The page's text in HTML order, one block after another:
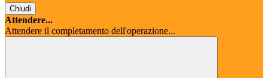
Chiudi
Attendere...
Attendere il completamento dell'operazione...